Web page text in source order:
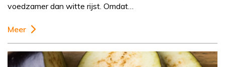
voedzamer dan witte rijst. Omdat…
Meer